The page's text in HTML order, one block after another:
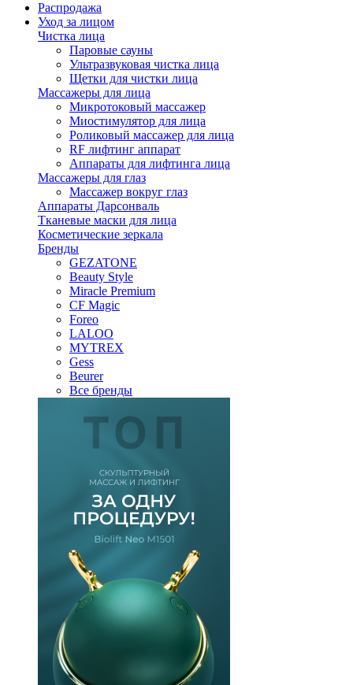
Распродажа
Уход за лицом
Чистка лица
Паровые сауны
Ультразвуковая чистка лица
Щетки для чистки лица
Массажеры для лица
Микротоковый массажер
Миостимулятор для лица
Роликовый массажер для лица
RF лифтинг аппарат
Аппараты для лифтинга лица
Массажеры для глаз
Массажер вокруг глаз
Аппараты Дарсонваль
Тканевые маски для лица
Косметические зеркала
Бренды
GEZATONE
Beauty Style
Miracle Premium
CF Magic
Foreo
LALOO
MYTREX
Gess
Beurer
Все бренды